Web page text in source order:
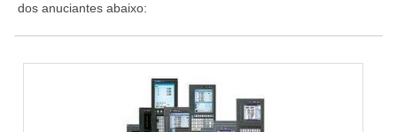
dos anuciantes abaixo: